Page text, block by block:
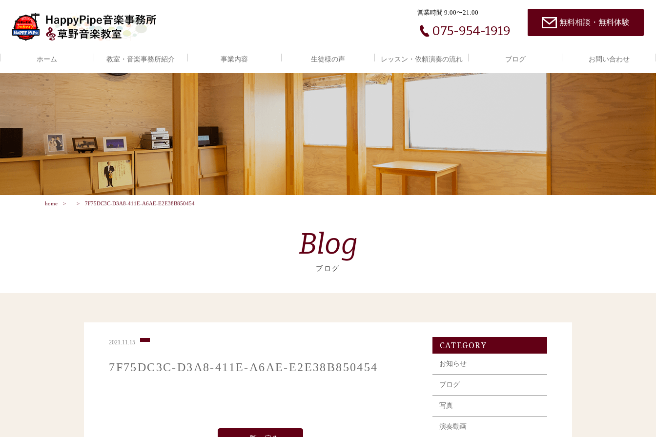
営業時間 9:00〜21:00
075-954-1919
無料相談・無料体験
ホーム 教室・音楽事務所紹介 事業内容 生徒様の声 レッスン・依頼演奏の流れ ブログ お問い合わせ
home 7F75DC3C-D3A8-411E-A6AE-E2E38B850454
Blog
ブログ
2021.11.15
7F75DC3C-D3A8-411E-A6AE-E2E38B850454
CATEGORY
お知らせ
ブログ
写真
演奏動画